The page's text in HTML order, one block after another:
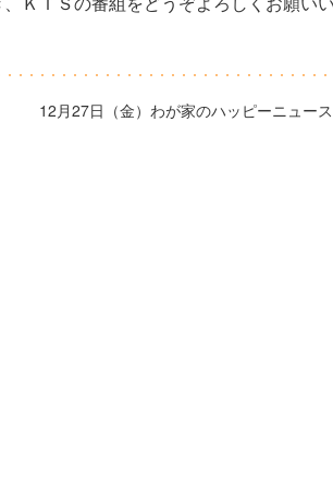
12月27日（金）わが家のハッピーニュース